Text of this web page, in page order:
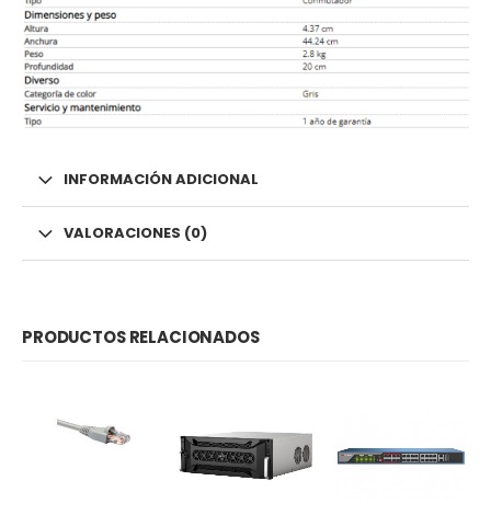
INFORMACIÓN ADICIONAL
VALORACIONES (0)
PRODUCTOS RELACIONADOS